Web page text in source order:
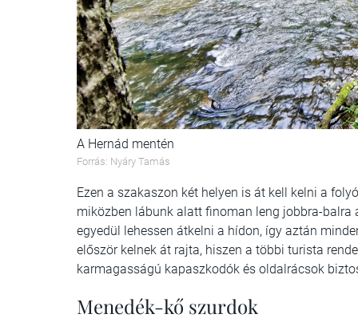
A Hernád mentén
Forrás: Nyáry Tamás
Ezen a szakaszon két helyen is át kell kelni a
miközben lábunk alatt finoman leng jobbra-balra
egyedül lehessen átkelni a hídon, így aztán
először kelnek át rajta, hiszen a többi turista
karmagasságú kapaszkodók és oldalrácsok
Menedék-kő szurdok